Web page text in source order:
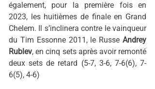
également, pour la première fois en
2023, les huitièmes de finale en Grand
Chelem. Il s’inclinera contre le vainqueur
du Tim Essonne 2011, le Russe Andrey
Rublev, en cinq sets après avoir remonté
deux sets de retard (5-7, 3-6, 7-6(6), 7-
6(5), 4-6)